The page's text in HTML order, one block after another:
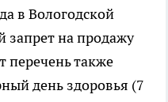
в Вологодской
запрет на продажу
перечень также
день здоровья (7